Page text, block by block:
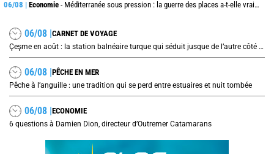
06/08 | Economie - Méditerranée sous pression : la guerre des places a-t-elle vraiment commencé ?
06/08 |CARNET DE VOYAGE
Çeşme en août : la station balnéaire turque qui séduit jusque de l’autre côté de la mer Égée
06/08 |PÊCHE EN MER
Pêche à l’anguille : une tradition qui se perd entre estuaires et nuit tombée
06/08 |ECONOMIE
6 questions à Damien Dion, directeur d’Outremer Catamarans